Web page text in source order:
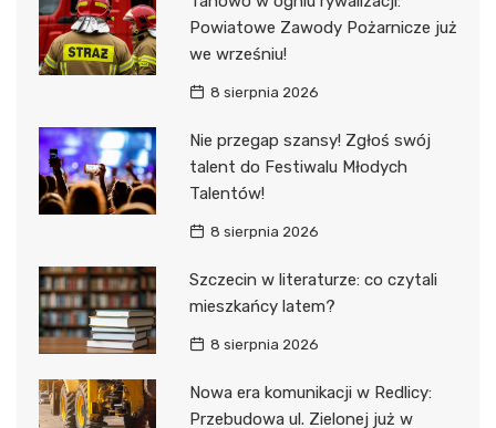
Powiatowe Zawody Pożarnicze już
we wrześniu!
8 sierpnia 2026
Nie przegap szansy! Zgłoś swój
talent do Festiwalu Młodych
Talentów!
8 sierpnia 2026
Szczecin w literaturze: co czytali
mieszkańcy latem?
8 sierpnia 2026
Nowa era komunikacji w Redlicy:
Przebudowa ul. Zielonej już w